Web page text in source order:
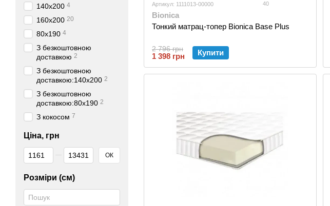
Артикул: 1111013-00000 40
Bionica
Тонкий матрац-топер Bionica Base Plus
2 796 грн
1 398 грн Купити
140х200 4
160х200 20
80х190 4
З безкоштовною
доставкою 2
З безкоштовною
доставкою:140х200 2
З безкоштовною
доставкою:80х190 2
З кокосом 7
Ціна, грн
Від Ціна, грн
До Ціна, грн ОК
Розміри (см)